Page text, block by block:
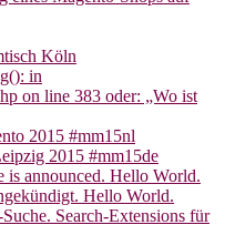
Köln
in
on line 383 oder: „Wo ist
2015 #mm15nl
2015 #mm15de
is announced. Hello World.
Hello World.
Search-Extensions für